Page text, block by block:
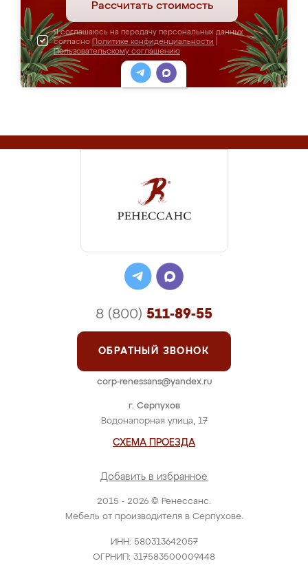
Рассчитать стоимость
Я соглашаюсь на передачу персональных данных
согласно Политике конфиденциальности
Пользовательскому соглашению
2015 - 2026 © Ренессанс.
Мебель от производителя в Серпухове.
ИНН: 580313642057
ОГРНИП: 317583500009448
г. Серпухов
Водонапорная улица, 17
СХЕМА ПРОЕЗДА
Добавить в избранное
8 (800) 511-89-55
ОБРАТНЫЙ ЗВОНОК
corp-renessans@yandex.ru